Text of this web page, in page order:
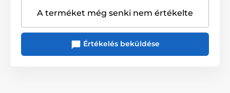
A terméket még senki nem értékelte
Értékelés beküldése